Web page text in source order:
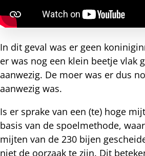
In dit geval was er geen
er was nog een klein beetje vlak
aanwezig. De moer was er dus
aanwezig was.
Is er sprake van een (te) hoge
basis van de spoelmethode,
mijten van de 230 bijen
niet de oorzaak te zijn. Dit